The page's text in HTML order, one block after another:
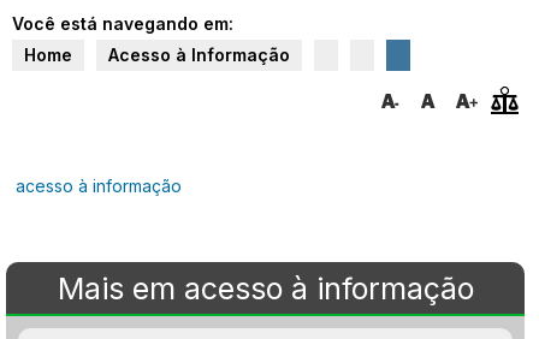
Você está navegando em:
Home
Acesso à Informação
acesso à informação
Mais em acesso à informação